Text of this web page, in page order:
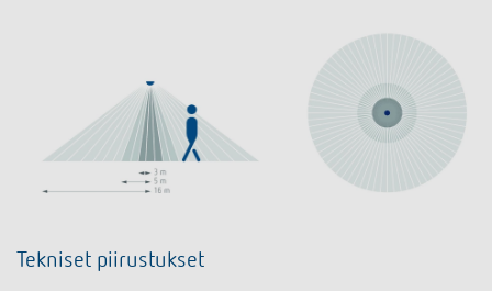
Tekniset piirustukset